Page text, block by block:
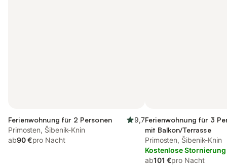
Ferienwohnung für 2 Personen
9,7
Primosten, Šibenik-Knin
ab90 €pro Nacht
Ferienwohnung für 3
mit Balkon/Terrasse
Primosten, Šibenik-Knin
Kostenlose Stornierung
ab101 €pro Nacht